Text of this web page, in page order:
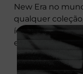
New Era no
qualquer
ícone com a
exige.